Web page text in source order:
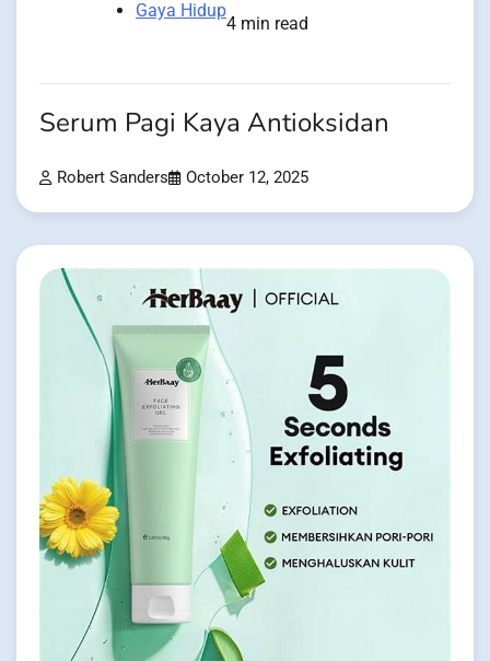
Gaya Hidup
4 min read
Serum Pagi Kaya Antioksidan
Robert Sanders October 12, 2025